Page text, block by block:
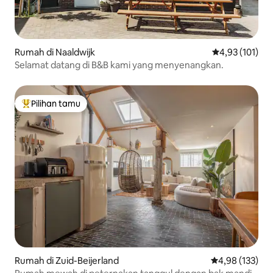
Rumah di Naaldwijk Nilai rata-rata
4,93 (101)
Selamat datang di B&B kami yang menyenangkan.
Pilihan tamu terpopuler
Pilihan tamu
Rumah di Zuid-Beijerland Nilai rata-rata
4,98 (133)